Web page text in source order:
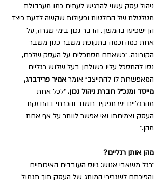
ניהול עסק עשוי להרגיש לעתים כמו מערבולת
מטלטלת של החלטות ופעולות שקשה לדעת כיצד
הן ישפיעו בהמשך. הדבר נכון בימי שגרה, על
אחת כמה וכמה בתקופת משבר כגון משבר
הקורונה. ״כשאתם מסתכלים על העסק שלכם,
נסו להתסכל עליו כשולחן בעל שלוש רגליים
המאפשרות לו להתייצב״ אומר אמיר פרידברג,
מייסד ומנכ״ל חברת ניהול נכון. ״לכל אחת
מהרגליים יש תפקיד חשוב והכרחי בהחזקת
העסק וצמיחתו ואי אפשר לוותר על אף אחת
מהן.״
מהן אותן רגליים?
״רגל משאבי אנוש: גיוס העובדים האיכותיים
והפיכתם לשגרירי המותג של העסק תוך תגמול